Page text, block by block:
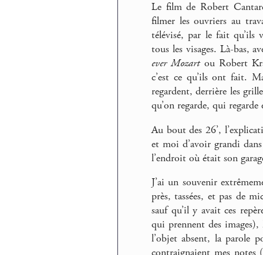
Le film de Robert
filmer les ouvriers au
télévisé, par le fait qu’ils
tous les visages. Là-bas,
ever Mozartou Robert
c’est ce qu’ils ont fait.
regardent, derrière les
qu’on regarde, qui
Au bout des 26’,
et moi d’avoir grandi
l’endroit où était son
J’ai un souvenir
près, tassées, et pas de
sauf qu’il y avait ces
qui prennent des
l’objet absent, la parole